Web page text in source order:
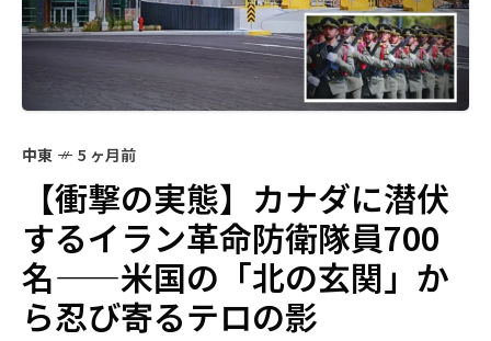
中東 5 ヶ月前
【衝撃の実態】カナダに潜伏
するイラン革命防衛隊員700
名——米国の「北の玄関」か
ら忍び寄るテロの影